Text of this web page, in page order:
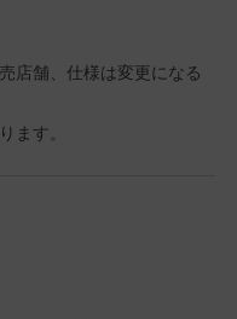
店舗、仕様は変更になる
ます。